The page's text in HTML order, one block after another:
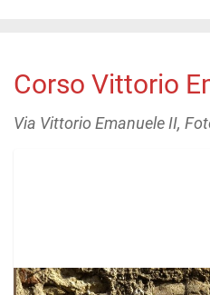
Corso Vittorio
Via Vittorio Emanuele II,